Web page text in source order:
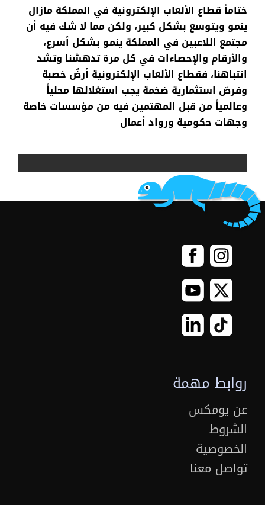
ختاماً قطاع الألعاب الإلكترونية في المملكةمازال
ينمو ويتوسع بشكل كبير، ولكنمما لاشك فيه أن
مجتمع اللاعبين في المملكةينمو بشكل أسرع،
والأرقام والإحصاءات في كلمرةتدهشنا وتشد
انتباهنا، فقطاع الألعاب الإلكترونية أرضٌ خصبة
وفرصٌ استثمارية ضخمةيجب استغلالهامحلياً
وعالمياًمن قبل المهتمين فيهمنمؤسسات خاصة
وجهات حكومية وروادأعمال
روابط مهمة
عن يومكس
الشروط
الخصوصية
تواصل معنا